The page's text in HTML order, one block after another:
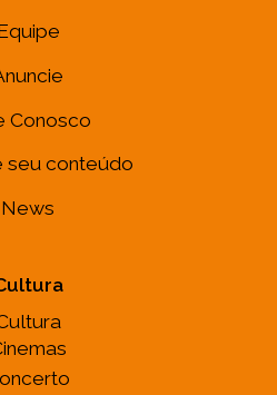
Conosco
seu conteúdo
News